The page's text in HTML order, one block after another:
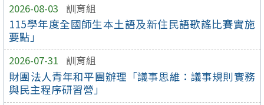
2026-08-03 訓育組
115學年度全國師生本土語及新住民語歌謠比賽實施
要點」
2026-07-31 訓育組
財團法人青年和平團辦理「議事思維：議事規則實務
與民主程序研習營」